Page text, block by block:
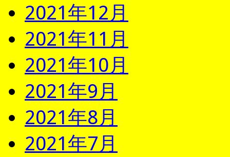
2021年12月
2021年11月
2021年10月
2021年9月
2021年8月
2021年7月